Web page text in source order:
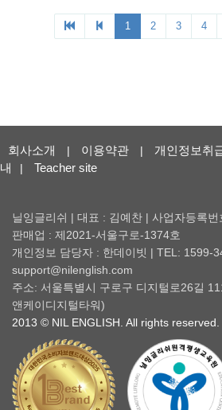
회사소개 | 이용약관 | 개인정보취
내
| Teacher site
닐잉글리쉬 | 대표 : 김예찬 | 사업자등록
판매업 : 제2021-서울구로-1374호
개인정보 담당자 : 한데이빗 | TEL: 1599-
support@nilenglish.com
주소: 서울특별시 구로구 디지털로26길
앤케이디지털타워)
2013 © NIL ENGLISH. All rights reserved.